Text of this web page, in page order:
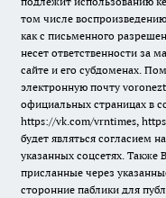
том числе
как с письменного
несет ответственности за
сайте и его субдоменах.
электронную почту
официальных страницах в
https://vk.com/vrntimes,
будет являться согласием
указанных соцсетях.
присланные через
сторонние паблики для